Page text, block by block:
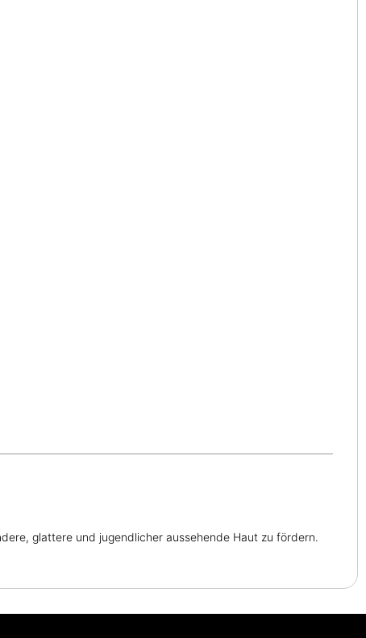
glattere und jugendlicher aussehende Haut zu fördern.